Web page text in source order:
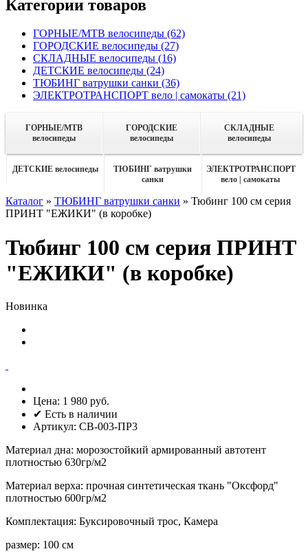
Категории товаров
ГОРНЫЕ/MTB велосипеды (62)
ГОРОДСКИЕ велосипеды (27)
СКЛАДНЫЕ велосипеды (16)
ДЕТСКИЕ велосипеды (24)
ТЮБИНГ ватрушки санки (36)
ЭЛЕКТРОТРАНСПОРТ вело | самокаты (21)
ГОРНЫЕ/MTB
велосипеды
ГОРОДСКИЕ
велосипеды
СКЛАДНЫЕ
велосипеды
ДЕТСКИЕ велосипеды
ТЮБИНГ ватрушки
санки
ЭЛЕКТРОТРАНСПОРТ
вело | самокаты
Каталог » ТЮБИНГ ватрушки санки » Тюбинг 100 см серия
ПРИНТ "ЕЖИКИ" (в коробке)
Тюбинг 100 см серия ПРИНТ
"ЕЖИКИ" (в коробке)
Новинка
Цена: 1 980 руб.
✔ Есть в наличии
Артикул: СВ-003-ПР3
Материал дна: морозостойкий армированный автотент
плотностью 630гр/м2
Материал верха: прочная синтетическая ткань "Оксфорд"
плотностью 600гр/м2
Комплектация: Буксировочный трос, Камера
размер: 100 см